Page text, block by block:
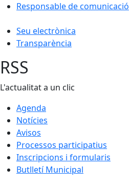
Responsable de comunicació
Seu electrònica
Transparència
RSS
L'actualitat a un clic
Agenda
Notícies
Avisos
Processos participatius
Inscripcions i formularis
Butlletí Municipal